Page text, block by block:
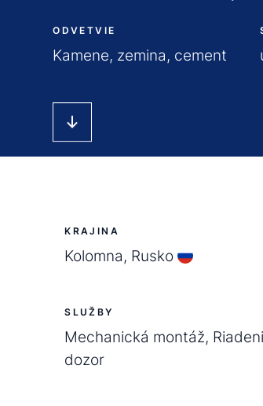
ODVETVIE
Kamene, zemina, cement
KRAJINA
Kolomna, Rusko
SLUŽBY
Mechanická montáž,
dozor